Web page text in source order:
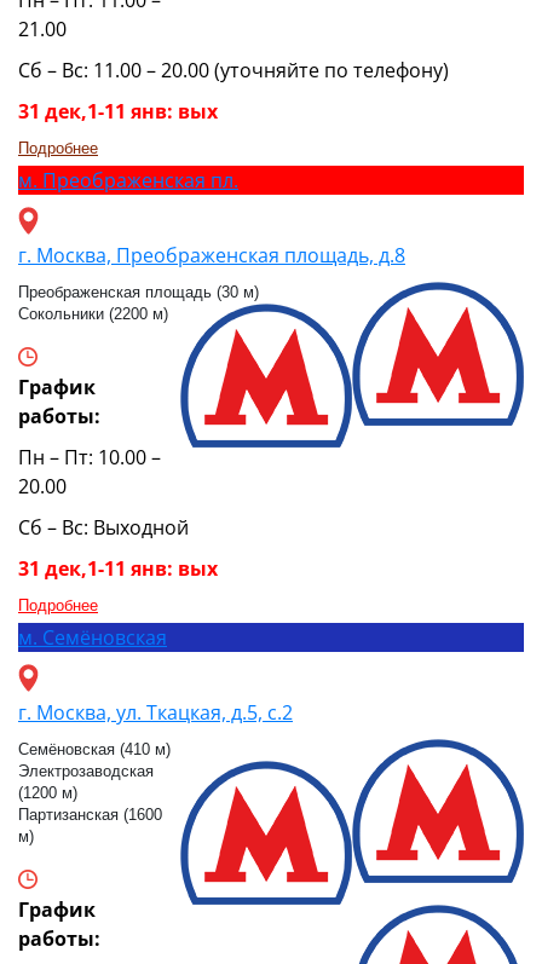
21.00
Сб – Вс: 11.00 – 20.00 (уточняйте по телефону)
31 дек,1-11 янв: вых
Подробнее
м. Преображенская пл.
г. Москва, Преображенская площадь, д.8
Преображенская площадь (30 м)
Сокольники (2200 м)
График
работы:
Пн – Пт: 10.00 –
20.00
Сб – Вс: Выходной
31 дек,1-11 янв: вых
Подробнее
м. Семёновская
г. Москва, ул. Ткацкая, д.5, с.2
Семёновская (410 м)
Электрозаводская
(1200 м)
Партизанская (1600
м)
График
работы: